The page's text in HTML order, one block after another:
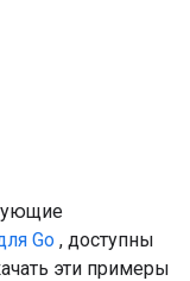
Go , доступны
эти примеры